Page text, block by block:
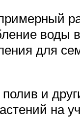
воды
для
и
на